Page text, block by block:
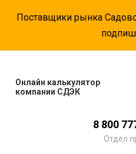
Поставщики рынка
Онлайн калькулятор
компании СДЭК
8 800
Отдел